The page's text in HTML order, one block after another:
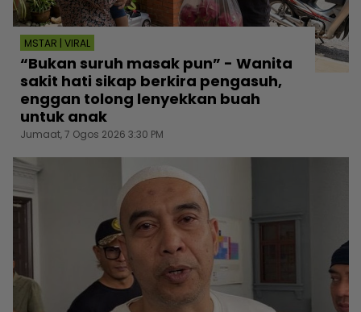
MSTAR | VIRAL
“Bukan suruh masak pun” - Wanita
sakit hati sikap berkira pengasuh,
enggan tolong lenyekkan buah
untuk anak
Jumaat, 7 Ogos 2026 3:30 PM